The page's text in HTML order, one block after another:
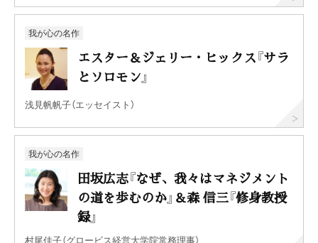
我が心の名作
エスター＆ジェリー・ヒックス『サラ
とソロモン』
浅見帆帆子（エッセイスト）
我が心の名作
田坂広志『なぜ、我々はマネジメント
の道を歩むのか』＆森 信三『修身教授
録』
村尾佳子（グロービス経営大学院常務理事）